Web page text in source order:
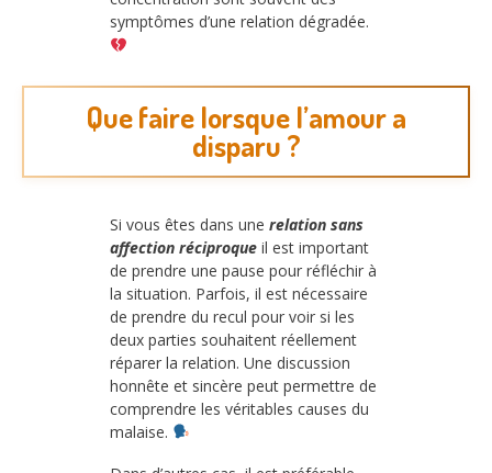
symptômes d’une relation dégradée.
Que faire lorsque l’amour a
disparu ?
Si vous êtes dans une relation sans
affection réciproque il est important
de prendre une pause pour réfléchir à
la situation. Parfois, il est nécessaire
de prendre du recul pour voir si les
deux parties souhaitent réellement
réparer la relation. Une discussion
honnête et sincère peut permettre de
comprendre les véritables causes du
malaise.